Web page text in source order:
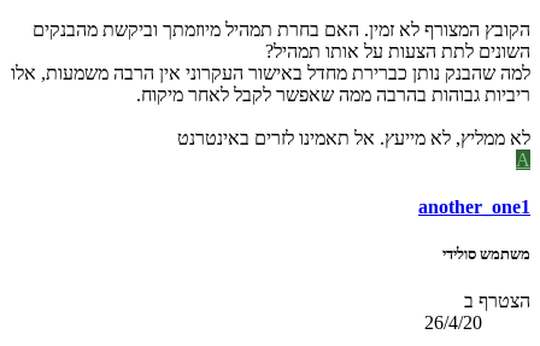
הקובץ המצורף לא זמין. האם בחרת תמהיל מיוזמתך וביקשת מהבנקים
השונים לתת הצעות על אותו תמהיל?
למה שהבנק נותן כברירת מחדל באישור העקרוני אין הרבה משמעות, אלו
ריביות גבוהות בהרבה ממה שאפשר לקבל לאחר מיקוח.
לא ממליץ, לא מייעץ. אל תאמינו לזרים באינטרנט
A
another_one1
משתמש סולידי
הצטרף ב
26/4/20